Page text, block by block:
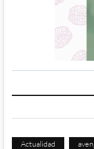
Actualidad